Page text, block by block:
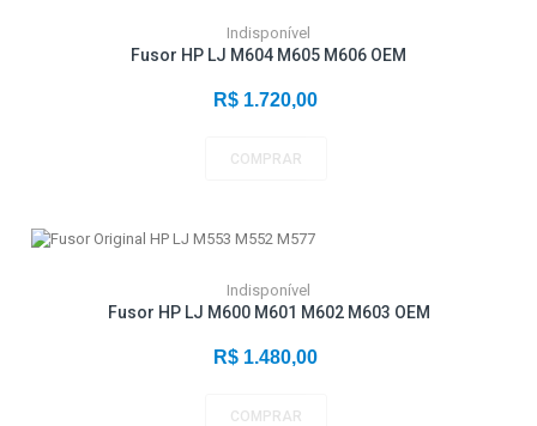
Indisponível
Fusor HP LJ M604 M605 M606 OEM
R$ 1.720,00
COMPRAR
Indisponível
Fusor HP LJ M600 M601 M602 M603 OEM
R$ 1.480,00
COMPRAR